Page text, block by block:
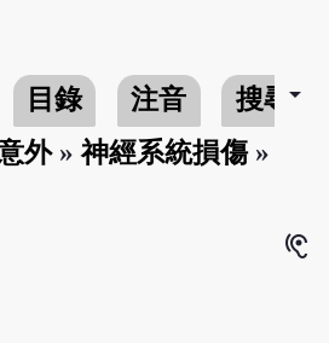
目錄 注音 搜尋arrow_drop_down
外»神經系統損傷»
hearing